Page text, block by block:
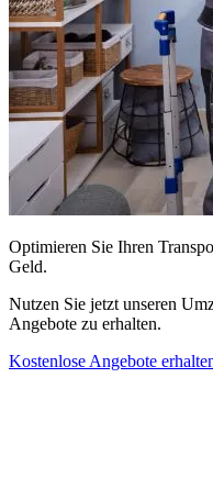
Optimieren Sie Ihren
Geld.
Nutzen Sie jetzt unseren
Angebote zu erhalten.
Kostenlose Angebote